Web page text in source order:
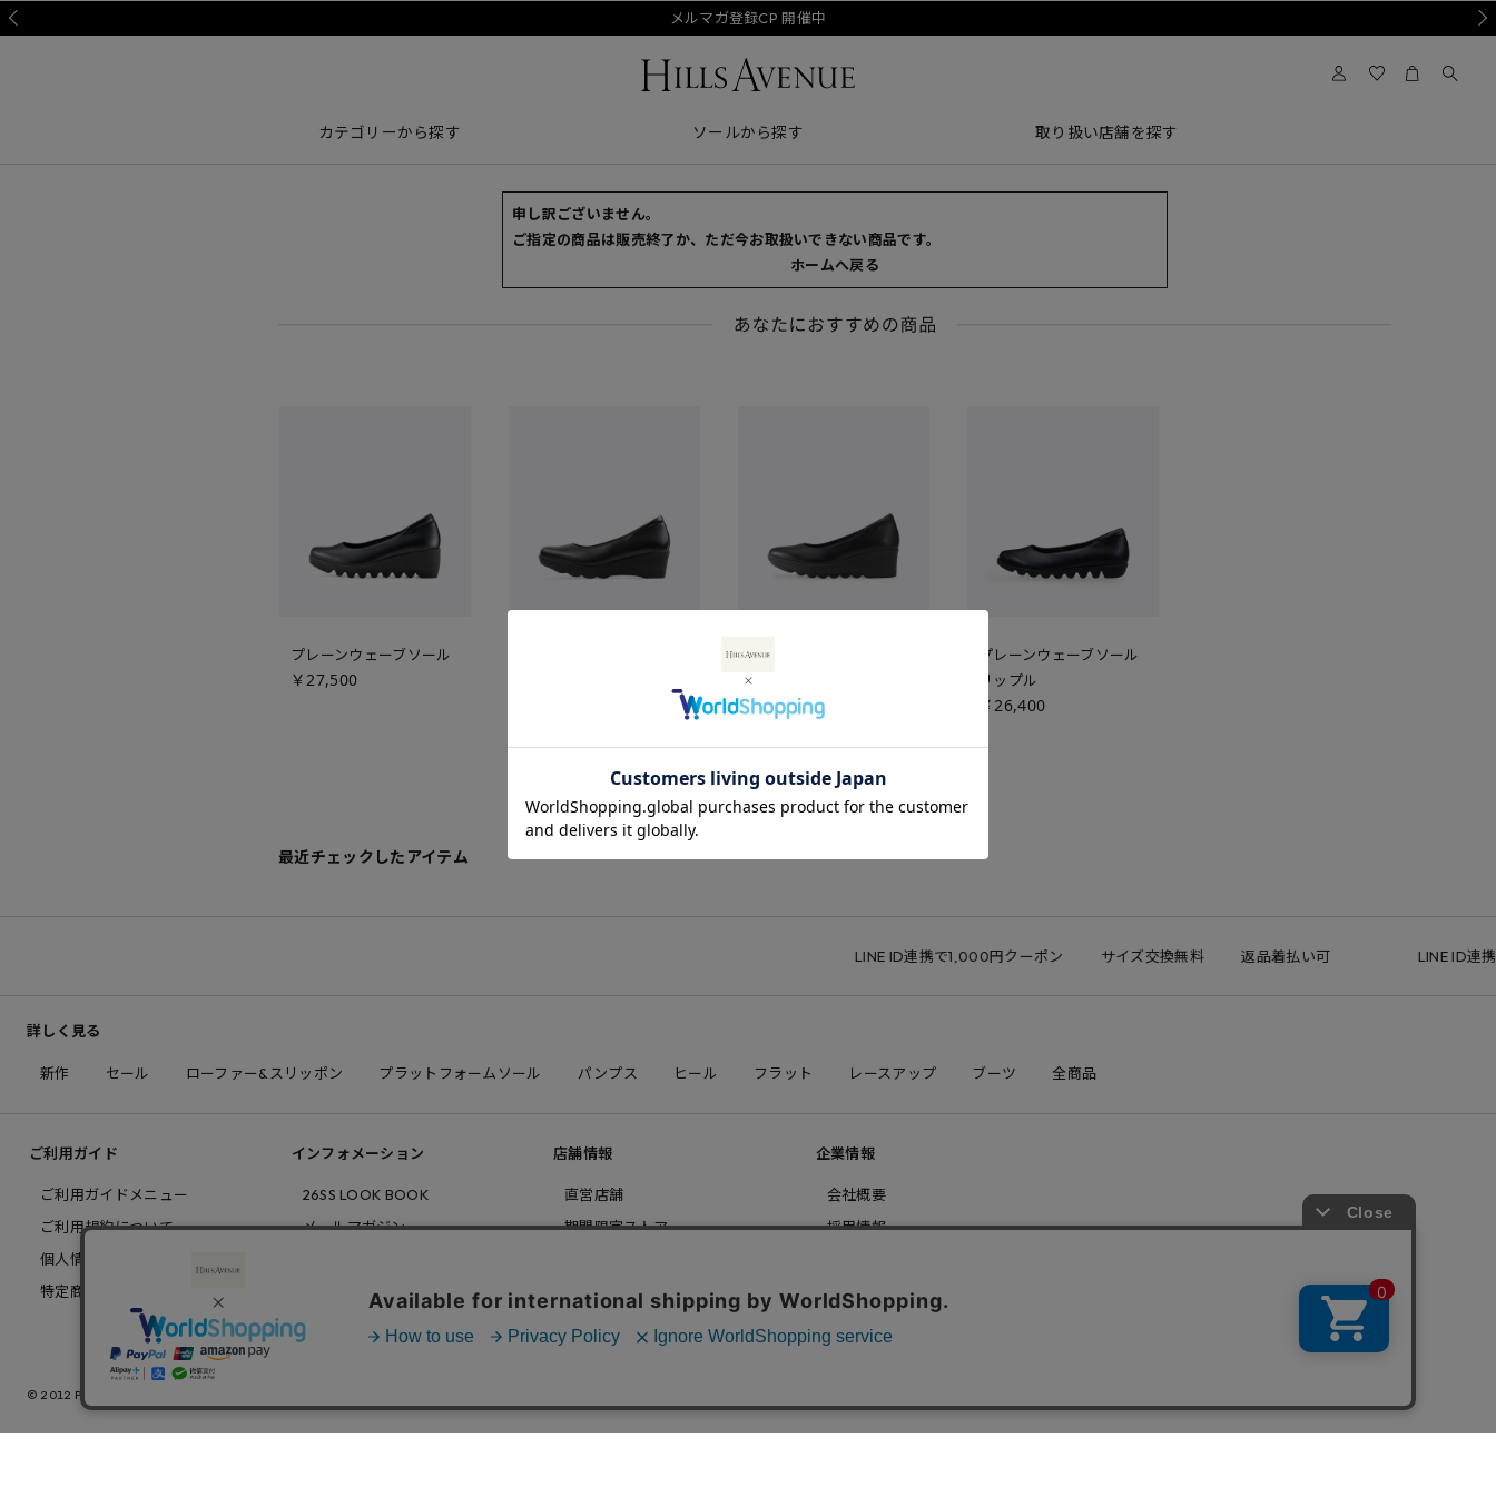
メルマガ登録CP 開催中
カテゴリーから探す ソールから探す 取り扱い店舗を探す
申し訳ございません。
ご指定の商品は販売終了か、ただ今お取扱いできない商品です。
ホームへ戻る
プレーンウェーブソール
￥27,500
プレーンスマートウェー
ブソール
￥27,500
プレーンウェーブソール
リップル
￥26,400
最近チェックしたアイテム
LINE ID連携で1,000円クーポン サイズ交換無料 返品着払い可 LINE ID連携で
詳しく見る
新作 セール ローファー&スリッポン プラットフォームソール パンプス ヒール フラット レースアップ ブーツ 全商品
ご利用ガイド
ご利用ガイドメニュー
ご利用規約について
個人情報について
特定商取引について
インフォメーション
26SS LOOK BOOK
メールマガジン
店舗情報
直営店舗
期間限定ストア
企業情報
会社概要
採用情報
コーポレートサイト
© 2012 PRAIA,inc. All Rights Reserved.